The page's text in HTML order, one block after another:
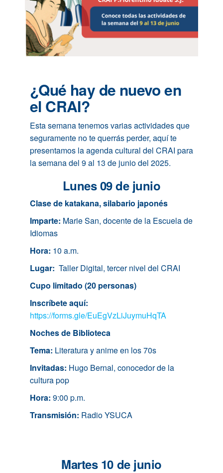
¿Qué hay de nuevo en
el CRAI?
Esta semana tenemos varias actividades que
seguramente no te querrás perder, aquí te
presentamos la agenda cultural del CRAI para
la semana del 9 al 13 de junio del 2025.
Lunes 09 de junio
Clase de katakana, silabario japonés
Imparte: Marie San, docente de la Escuela de
Idiomas
Hora: 10 a.m.
Lugar: Taller Digital, tercer nivel del CRAI
Cupo limitado (20 personas)
Inscríbete aquí:
https://forms.gle/EuEgVzLiJuymuHqTA
Noches de Biblioteca
Tema: Literatura y anime en los 70s
Invitadas: Hugo Bernal, conocedor de la
cultura pop
Hora: 9:00 p.m.
Transmisión: Radio YSUCA
Martes 10 de junio